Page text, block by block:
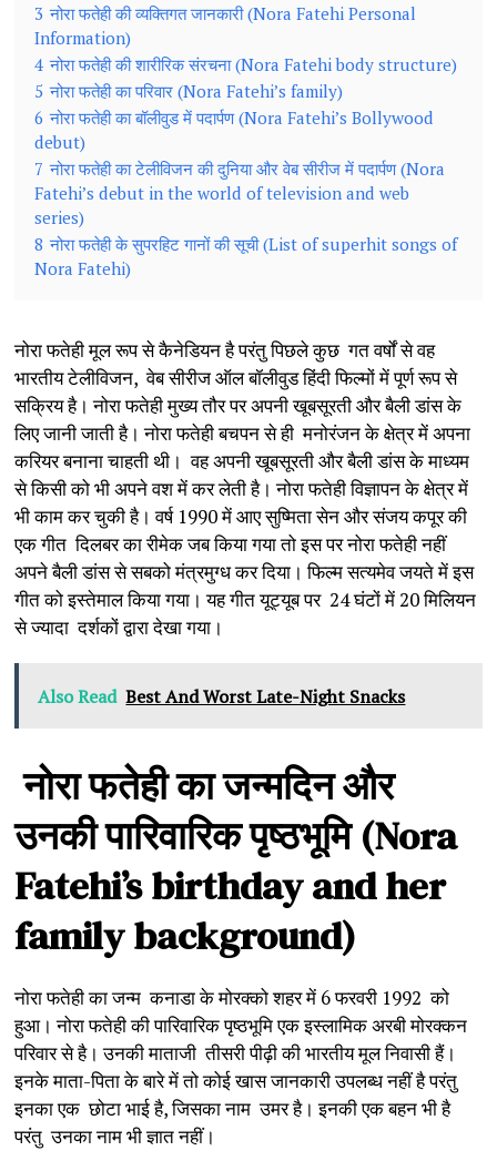
3 नोरा फतेही की व्यक्तिगत जानकारी (Nora Fatehi Personal
Information)
4 नोरा फतेही की शारीरिक संरचना (Nora Fatehi body structure)
5 नोरा फतेही का परिवार (Nora Fatehi’s family)
6 नोरा फतेही का बॉलीवुड में पदार्पण (Nora Fatehi’s Bollywood
debut)
7 नोरा फतेही का टेलीविजन की दुनिया और वेब सीरीज में पदार्पण (Nora
Fatehi’s debut in the world of television and web
series)
8 नोरा फतेही के सुपरहिट गानों की सूची (List of superhit songs of
Nora Fatehi)
नोरा फतेही मूल रूप से कैनेडियन है परंतु पिछले कुछ गत वर्षों से वह
भारतीय टेलीविजन, वेब सीरीज ऑल बॉलीवुड हिंदी फिल्मों में पूर्ण रूप से
सक्रिय है। नोरा फतेही मुख्य तौर पर अपनी खूबसूरती और बैली डांस के
लिए जानी जाती है। नोरा फतेही बचपन से ही मनोरंजन के क्षेत्र में अपना
करियर बनाना चाहती थी। वह अपनी खूबसूरती और बैली डांस के माध्यम
से किसी को भी अपने वश में कर लेती है। नोरा फतेही विज्ञापन के क्षेत्र में
भी काम कर चुकी है। वर्ष 1990 में आए सुष्मिता सेन और संजय कपूर की
एक गीत दिलबर का रीमेक जब किया गया तो इस पर नोरा फतेही नहीं
अपने बैली डांस से सबको मंत्रमुग्ध कर दिया। फिल्म सत्यमेव जयते में इस
गीत को इस्तेमाल किया गया। यह गीत यूट्यूब पर 24 घंटों में 20 मिलियन
से ज्यादा दर्शकों द्वारा देखा गया।
Also Read Best And Worst Late-Night Snacks
नोराफतेहीकाजन्मदिनऔर
उनकीपारिवारिकपृष्ठभूमि(Nora
Fatehi’s birthday and her
family background)
नोरा फतेही का जन्म कनाडा के मोरक्को शहर में 6 फरवरी 1992 को
हुआ। नोरा फतेही की पारिवारिक पृष्ठभूमि एक इस्लामिक अरबी मोरक्कन
परिवार से है। उनकी माताजी तीसरी पीढ़ी की भारतीय मूल निवासी हैं।
इनके माता-पिता के बारे में तो कोई खास जानकारी उपलब्ध नहीं है परंतु
इनका एक छोटा भाई है, जिसका नाम उमर है। इनकी एक बहन भी है
परंतु उनका नाम भी ज्ञात नहीं।